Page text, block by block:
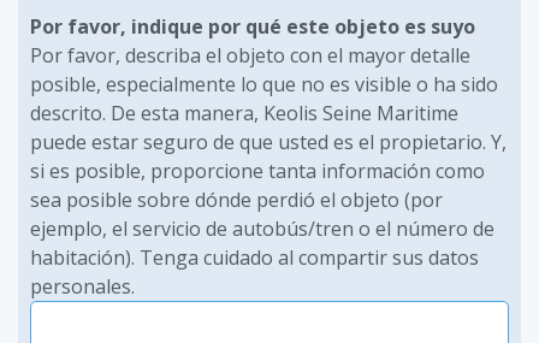
Por favor, indique por qué este objeto es suyo
Por favor, describa el objeto con el mayor detalle
posible, especialmente lo que no es visible o ha sido
descrito. De esta manera, Keolis Seine Maritime
puede estar seguro de que usted es el propietario. Y,
si es posible, proporcione tanta información como
sea posible sobre dónde perdió el objeto (por
ejemplo, el servicio de autobús/tren o el número de
habitación). Tenga cuidado al compartir sus datos
personales.